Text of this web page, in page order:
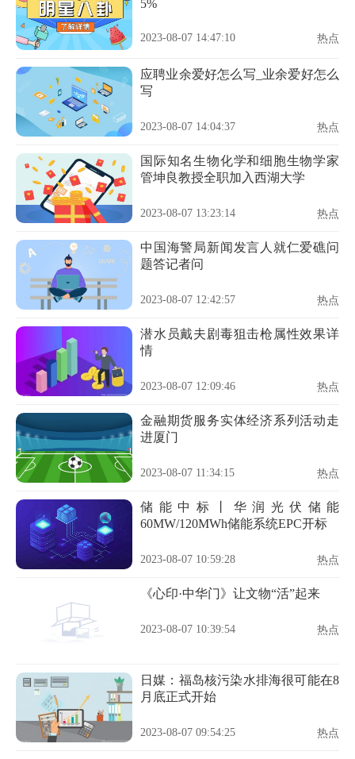
5%
2023-08-07 14:47:10 热点
应聘业余爱好怎么写_业余爱好怎么
写
2023-08-07 14:04:37 热点
国际知名生物化学和细胞生物学家
管坤良教授全职加入西湖大学
2023-08-07 13:23:14 热点
中国海警局新闻发言人就仁爱礁问
题答记者问
2023-08-07 12:42:57 热点
潜水员戴夫剧毒狙击枪属性效果详
情
2023-08-07 12:09:46 热点
金融期货服务实体经济系列活动走
进厦门
2023-08-07 11:34:15 热点
储能中标丨华润光伏储能
60MW/120MWh储能系统EPC开标
2023-08-07 10:59:28 热点
《心印·中华门》让文物“活”起来
2023-08-07 10:39:54 热点
日媒：福岛核污染水排海很可能在8
月底正式开始
2023-08-07 09:54:25 热点